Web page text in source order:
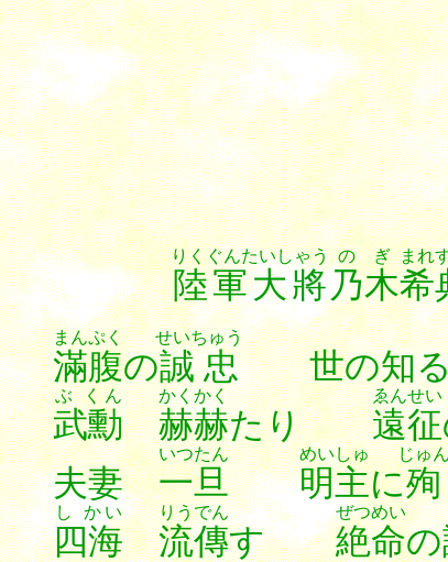
陸軍大將
りくぐんたいしゃう
乃木
のぎ
希
まれ
滿腹
まんぷく
の誠忠
せいちゅう
世の知る
武勳
ぶ くん
赫赫
かくかく
たり遠征
ゑんせい
夫妻一旦
いつたん
明主
めいしゅ
に殉
じゅ
四海
し かい
流傳
りうでん
す絶命
ぜつめい